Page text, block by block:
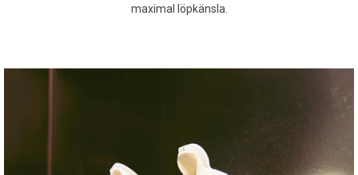
maximal löpkänsla.